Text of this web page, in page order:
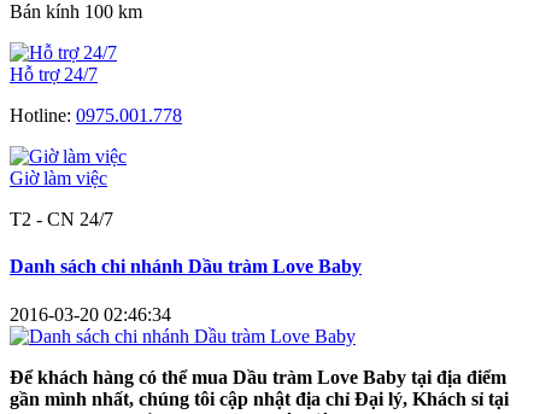
Bán kính 100 km
Hỗ trợ 24/7
Hotline: 0975.001.778
Giờ làm việc
T2 - CN 24/7
Danh sách chi nhánh Dầu tràm Love Baby
2016-03-20 02:46:34
Để khách hàng có thể mua Dầu tràm Love Baby tại địa điểm
gần mình nhất, chúng tôi cập nhật địa chỉ Đại lý, Khách sỉ tại